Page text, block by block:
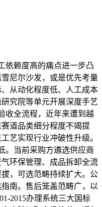
依赖度高的痛点进一步凸
尼尔沙发，或是优先考量
从动化程度低、人工成本
究院等单元开展深度手艺
收全流程，近年来遭到越
道品类细分程度不竭提
艺实现行业冲破性升级。
。当前采购方遴选供应商
环保管理、成品拆卸全流
，可选范畴持续扩大。公
南。售后笼盖范畴广，以
2015办理系统三大国标